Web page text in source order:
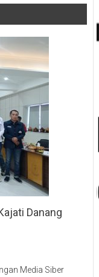
Danang
Media Siber